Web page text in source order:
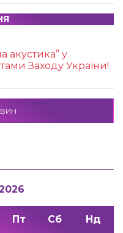
акустика” у
Заходу України!
Пт Сб Нд